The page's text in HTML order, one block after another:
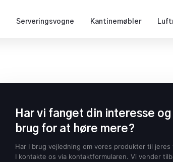
Serveringsvogne Kantinemøbler
Har vi fanget din interesse og
brug for at høre mere?
Har I brug vejledning om vores produkter til jeres
I kontakte os via kontaktformularen. Vi vender